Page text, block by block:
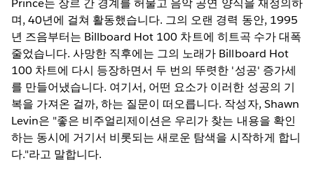
Prince는 장르 간 경계를 허물고 음악 공연 양식을 재정의하
며, 40년에 걸쳐 활동했습니다. 그의 오랜 경력 동안, 1995
년 즈음부터는 Billboard Hot 100 차트에 히트곡 수가 대폭
줄었습니다. 사망한 직후에는 그의 노래가 Billboard Hot
100 차트에 다시 등장하면서 두 번의 뚜렷한 '성공' 증가세
를 만들어냈습니다. 여기서, 어떤 요소가 이러한 성공의 기
복을 가져온 걸까, 하는 질문이 떠오릅니다. 작성자, Shawn
Levin은 "좋은 비주얼리제이션은 우리가 찾는 내용을 확인
하는 동시에 거기서 비롯되는 새로운 탐색을 시작하게 합니
다."라고 말합니다.